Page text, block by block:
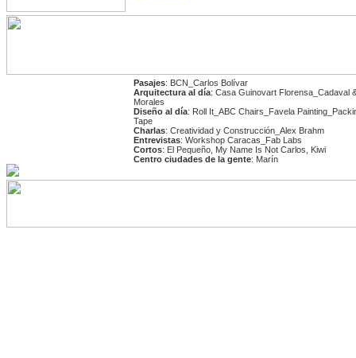
Pasajes: BCN_Carlos Bolívar
Arquitectura al día: Casa Guinovart Florensa_Cadaval
Morales
Diseño al día: Roll It_ABC Chairs_Favela
Tape
Charlas: Creatividad y Construcción_Alex Brahm
Entrevistas: Workshop Caracas_Fab Labs
Cortos: El Pequeño, My Name Is Not Carlos, Kiwi
Centro ciudades de la gente: Marín